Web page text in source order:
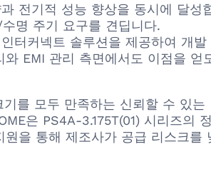
전기적 성능 향상을 동시에 달성
명 주기 요구를 견딥니다.
터커넥트 솔루션을 제공하여 개
EMI 관리 측면에서도 이점을 얻
를 모두 만족하는 신뢰할 수 있
은 PS4A-3.175T(01) 시리즈의
을 통해 제조사가 공급 리스크